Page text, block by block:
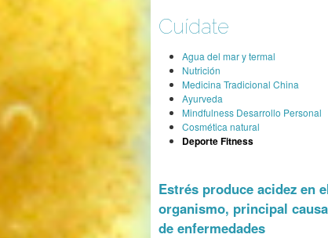
Cuídate
Agua del mar y termal
Nutrición
Medicina Tradicional China
Ayurveda
Mindfulness Desarrollo Personal
Cosmética natural
Deporte Fitness
Estrés produce acidez en
organismo, principal causa
de enfermedades